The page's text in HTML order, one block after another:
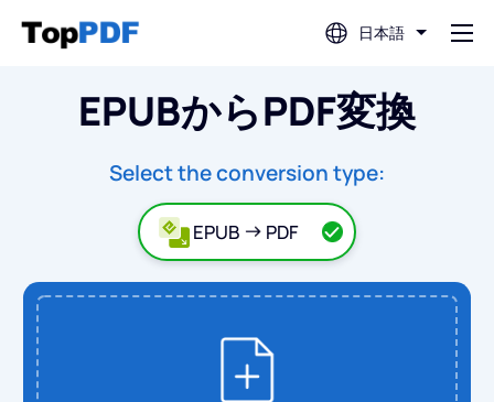
日本語
PDF編集
PDF分割
PDF圧縮
EPUBからPDF変換
Select the conversion type:
EPUB PDF